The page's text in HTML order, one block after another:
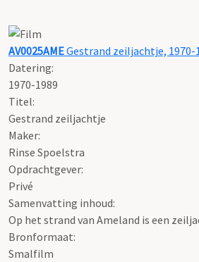
AV0025AMEGestrand zeiljachtje, 1970-
Datering:
1970-1989
Titel:
Gestrand zeiljachtje
Maker:
Rinse Spoelstra
Opdrachtgever:
Privé
Samenvatting inhoud:
Op het strand van Ameland is een
Bronformaat:
Smalfilm